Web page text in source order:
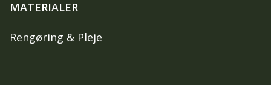
MATERIALER
Rengøring & Pleje